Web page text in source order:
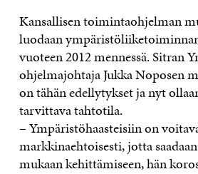
Kansallisen toimintaohjelman
luodaan
vuoteen 2012 mennessä. Sitran
ohjelmajohtaja Jukka Noposen
on tähän edellytykset ja nyt
tarvittava tahtotila.
– Ympäristöhaasteisiin on
markkinaehtoisesti, jotta
mukaan kehittämiseen, hän